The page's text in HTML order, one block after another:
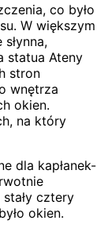
co było
W większym
słynna,
statua Ateny
stron
wnętrza
okien.
na który
dla kapłanek-
cztery
okien.